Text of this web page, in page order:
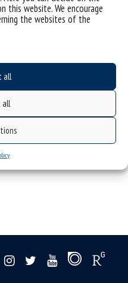
website. We encourage
the websites of the
all
all
.